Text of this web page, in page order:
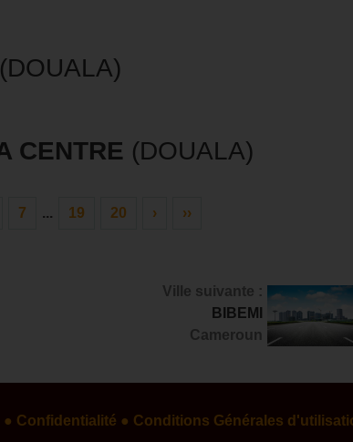
(DOUALA)
CENTRE (DOUALA)
7 ... 19 20 › ››
Ville suivante :
BIBEMI
Cameroun
● Confidentialité ● Conditions Générales